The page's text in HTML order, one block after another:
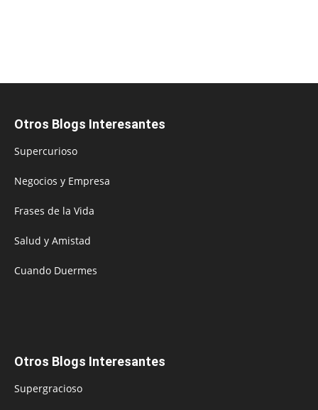
Otros Blogs Interesantes
Supercurioso
Negocios y Empresa
Frases de la Vida
Salud y Amistad
Cuando Duermes
Otros Blogs Interesantes
Supergracioso